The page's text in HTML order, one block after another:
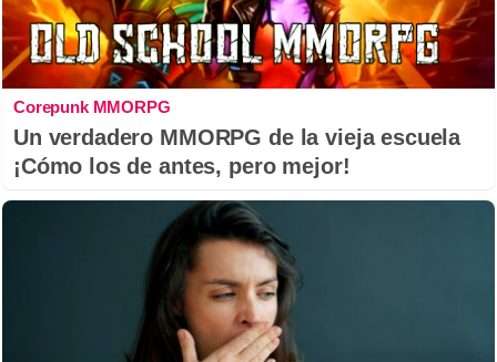
Corepunk MMORPG
Un verdadero MMORPG de la vieja escuela
¡Cómo los de antes, pero mejor!